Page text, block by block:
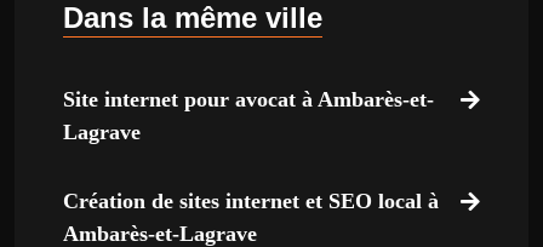
Dans la même ville
Site internet pour avocat à Ambarès-et-
Lagrave
Création de sites internet et SEO local à
Ambarès-et-Lagrave